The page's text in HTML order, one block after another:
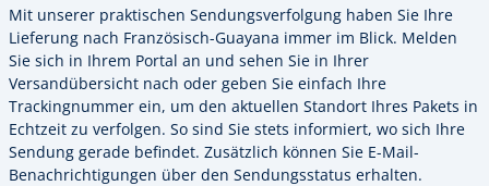
Mit unserer praktischen Sendungsverfolgung haben Sie Ihre
Lieferung nach Französisch-Guayana immer im Blick. Melden
Sie sich in Ihrem Portal an und sehen Sie in Ihrer
Versandübersicht nach oder geben Sie einfach Ihre
Trackingnummer ein, um den aktuellen Standort Ihres Pakets in
Echtzeit zu verfolgen. So sind Sie stets informiert, wo sich Ihre
Sendung gerade befindet. Zusätzlich können Sie E-Mail-
Benachrichtigungen über den Sendungsstatus erhalten.